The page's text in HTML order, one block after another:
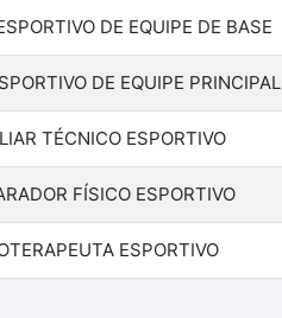
DE EQUIPE DE BASE
DE EQUIPE PRINCIPAL
TÉCNICO ESPORTIVO
FÍSICO ESPORTIVO
ESPORTIVO